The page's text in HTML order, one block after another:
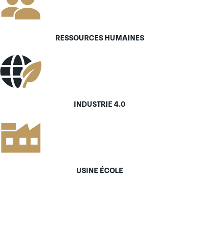
RESSOURCES HUMAINES
INDUSTRIE 4.0
USINE ÉCOLE